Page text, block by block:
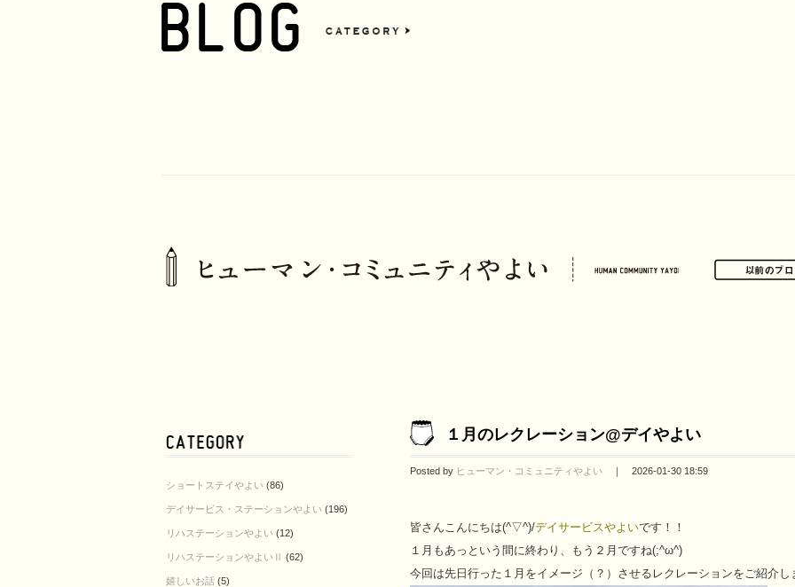
ショートステイやよい (86)
デイサービス・ステーションやよい (196)
リハステーションやよい (12)
リハステーションやよいⅡ (62)
嬉しいお話 (5)
１月のレクレーション@デイやよい
Posted by ヒューマン・コミュニティやよい ｜ 2026-01-30 18:59
皆さんこんにちは(^▽^)/デイサービスやよいです！！
１月もあっという間に終わり、もう２月ですね(;^ω^)
今回は先日行った１月をイメージ（？）させるレクレーションをご紹介し